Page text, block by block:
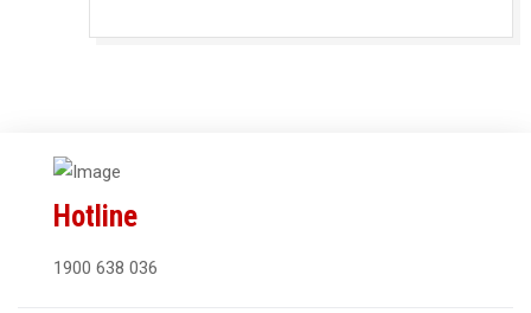
Hotline
1900 638 036